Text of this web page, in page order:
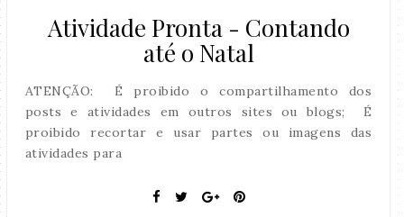
Atividade Pronta - Contando
até o Natal
ATENÇÃO: É proibido o compartilhamento dos
posts e atividades em outros sites ou blogs; É
proibido recortar e usar partes ou imagens das
atividades para